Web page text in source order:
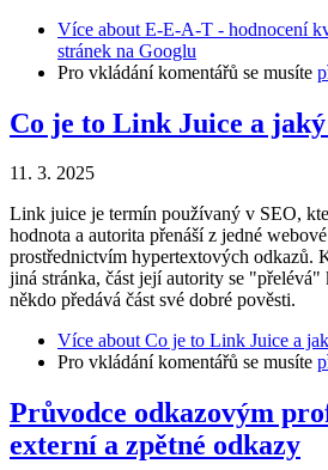
Více about E-E-A-T - hodnocení
stránek na Googlu
Pro vkládání komentářů se musíte
Co je to Link Juice a
11. 3. 2025
Link juice je termín používaný v SEO,
hodnota a autorita přenáší z jedné
prostřednictvím hypertextových odkazů.
jiná stránka, část její autority se
někdo předává část své dobré pověsti.
Více about Co je to Link Juice a
Pro vkládání komentářů se musíte
Průvodce odkazovým
externí a zpětné odkazy